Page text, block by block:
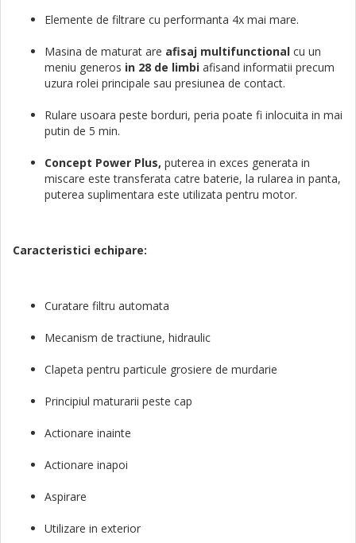
Elemente de filtrare cu performanta 4x mai mare.
Masina de maturat are afisaj multifunctional cu un
meniu generos in 28 de limbi afisand informatii precum
uzura rolei principale sau presiunea de contact.
Rulare usoara peste borduri, peria poate fi inlocuita in mai
putin de 5 min.
Concept Power Plus, puterea in exces generata in
miscare este transferata catre baterie, la rularea in panta,
puterea suplimentara este utilizata pentru motor.
Caracteristici echipare:
Curatare filtru automata
Mecanism de tractiune, hidraulic
Clapeta pentru particule grosiere de murdarie
Principiul maturarii peste cap
Actionare inainte
Actionare inapoi
Aspirare
Utilizare in exterior